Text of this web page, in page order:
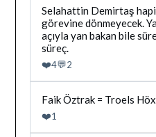
Bluesky'da
Dağhan
Irak
tarafindan
yazilan
gonderiyi
goruntule
Selahattin Demirtaş
görevine dönmeyecek.
açıyla yan bakan bile
süreç.
❤️4💬2
Bluesky'da
Dağhan
Irak
Faik Öztrak = Troels
❤️1